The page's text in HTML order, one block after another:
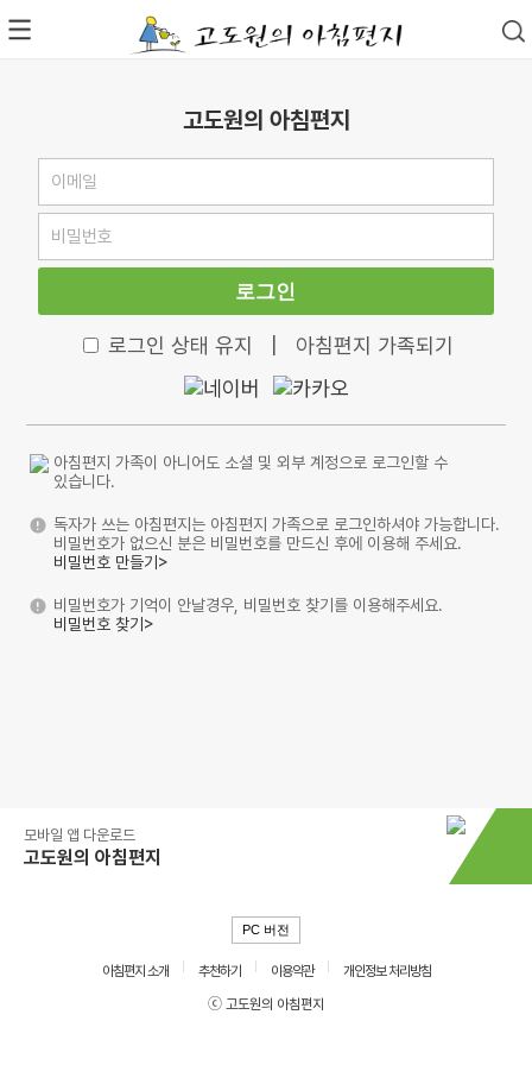
고도원의 아침편지
로그인
로그인 상태 유지 아침편지 가족되기
아침편지 가족이 아니어도 소셜 및 외부 계정으로 로그인할 수
있습니다.
독자가 쓰는 아침편지는 아침편지 가족으로 로그인하셔야 가능합니다.
비밀번호가 없으신 분은 비밀번호를 만드신 후에 이용해 주세요.
비밀번호 만들기>
비밀번호가 기억이 안날경우, 비밀번호 찾기를 이용해주세요.
비밀번호 찾기>
모바일 앱 다운로드
고도원의 아침편지
PC 버전
아침편지 소개 추천하기 이용약관
개인정보 처리방침
ⓒ 고도원의 아침편지